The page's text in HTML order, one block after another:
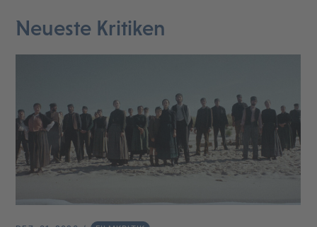
Neueste Kritiken